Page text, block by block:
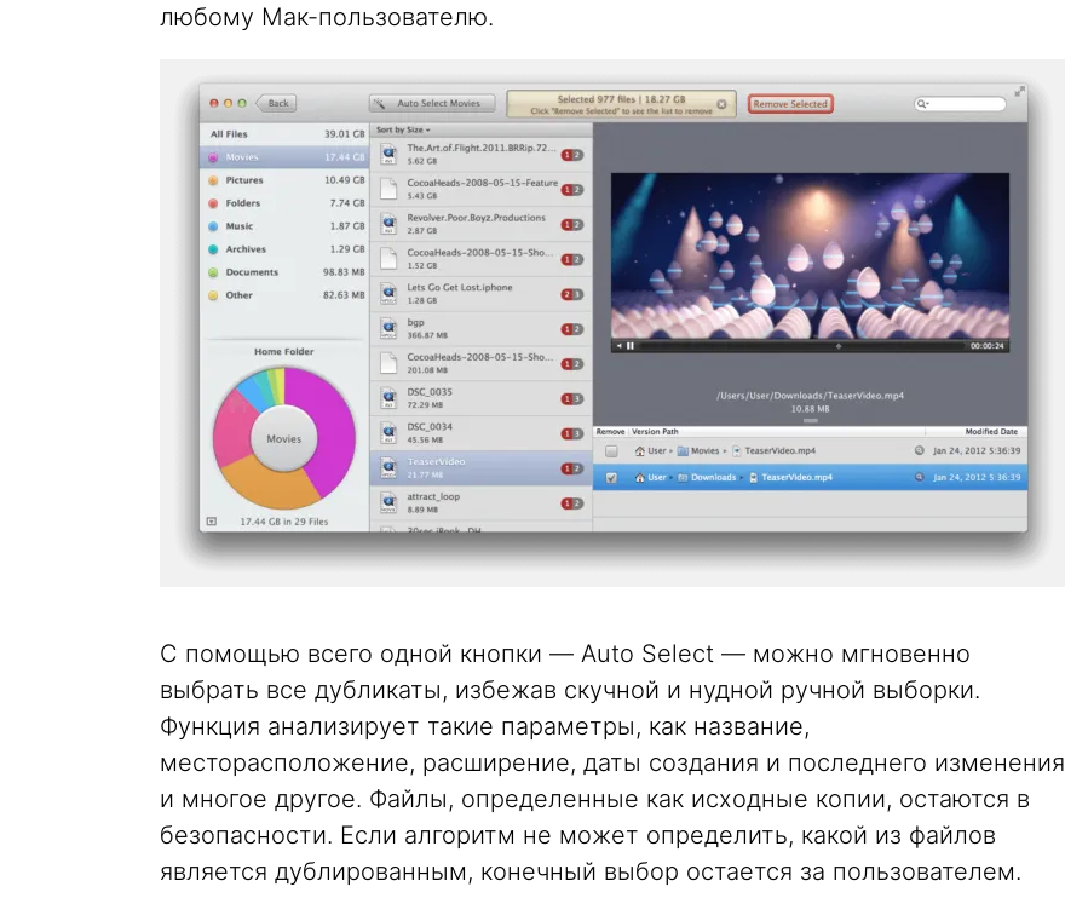
любому Maк-пользователю.
С помощью всего одной кнопки — Auto Select — можно мгновенно
выбрать все дубликаты, избежав скучной и нудной ручной выборки.
Функция анализирует такие параметры, как название,
месторасположение, расширение, даты создания и последнего изменения
и многое другое. Файлы, определенные как исходные копии, остаются в
безопасности. Если алгоритм не может определить, какой из файлов
является дублированным, конечный выбор остается за пользователем.